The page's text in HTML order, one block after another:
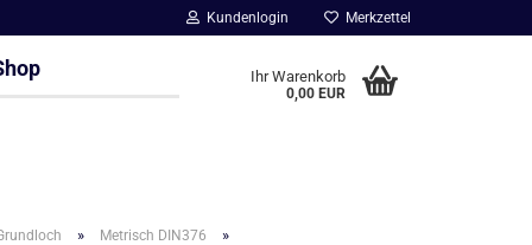
Kundenlogin Merkzettel
Ihr Warenkorb
0,00 EUR
» Metrisch DIN376 »